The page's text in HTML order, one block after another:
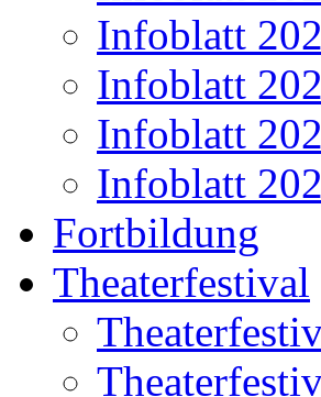
Infoblatt
Infoblatt
Infoblatt
Infoblatt
Fortbildung
Theaterfestival